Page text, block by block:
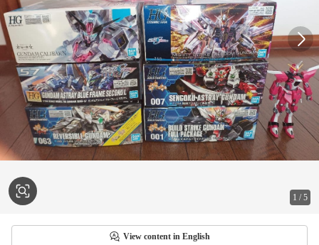
1 /5
View content in English